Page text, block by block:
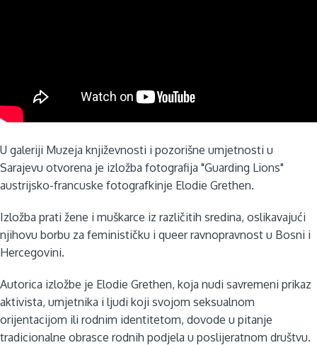
U galeriji Muzeja književnosti i pozorišne umjetnosti u
Sarajevu otvorena je izložba fotografija "Guarding Lions"
austrijsko-francuske fotografkinje Elodie Grethen.
Izložba prati žene i muškarce iz različitih sredina, oslikavajući
njihovu borbu za feminističku i queer ravnopravnost u Bosni i
Hercegovini.
Autorica izložbe je Elodie Grethen, koja nudi savremeni prikaz
aktivista, umjetnika i ljudi koji svojom seksualnom
orijentacijom ili rodnim identitetom, dovode u pitanje
tradicionalne obrasce rodnih podjela u poslijeratnom društvu.